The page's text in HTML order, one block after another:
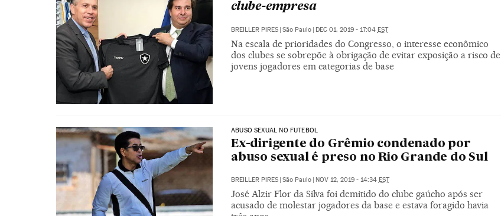
clube-empresa
BREILLER PIRES | São Paulo | DEC 01, 2019 - 17:04 EST
Na escala de prioridades do Congresso, o interesse econômico
dos clubes se sobrepõe à obrigação de evitar exposição a risco de
jovens jogadores em categorias de base
ABUSO SEXUAL NO FUTEBOL
Ex-dirigente do Grêmio condenado por
abuso sexual é preso no Rio Grande do Sul
BREILLER PIRES São Paulo NOV 12, 2019 - 14:34 EST
José Alzir Flor da Silva foi demitido do clube gaúcho após ser
acusado de molestar jogadores da base e estava foragido havia